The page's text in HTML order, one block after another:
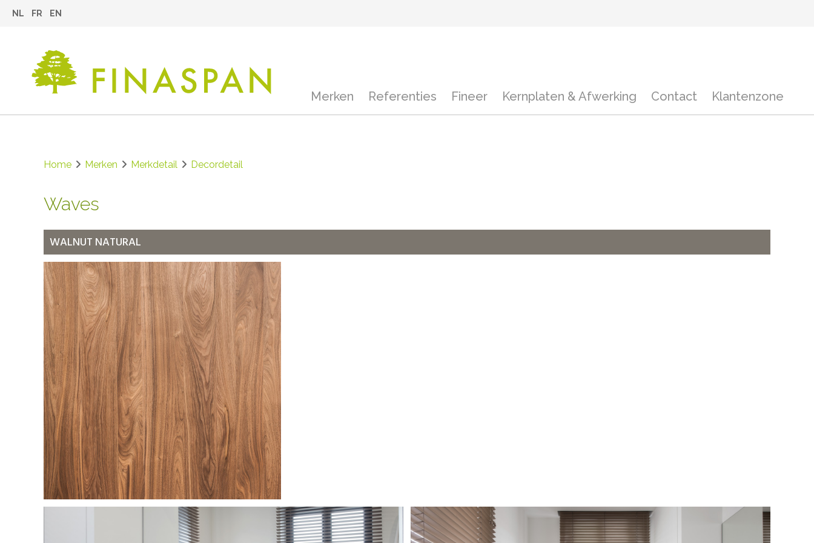
NL FR EN
Merken Referenties Fineer Kernplaten & Afwerking Contact Klantenzone
Home Merken Merkdetail Decordetail
Waves
WALNUT NATURAL